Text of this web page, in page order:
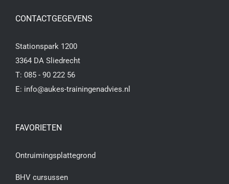
CONTACTGEGEVENS
Stationspark 1200
3364 DA Sliedrecht
T: 085 - 90 222 56
E: info@aukes-trainingenadvies.nl
FAVORIETEN
Ontruimingsplattegrond
BHV cursussen